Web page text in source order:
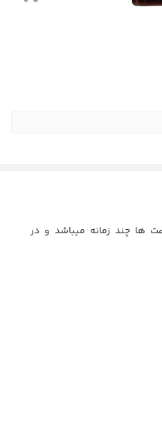
ها چند زمانه میباشد و در